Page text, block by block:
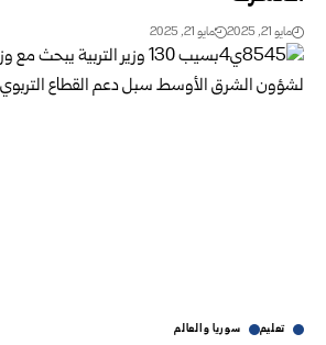
مايو 21, 2025 مايو 21, 2025
تعليم سوريا والعالم